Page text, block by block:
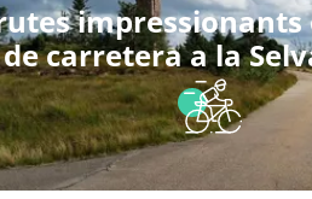
impressionants
de carretera a la